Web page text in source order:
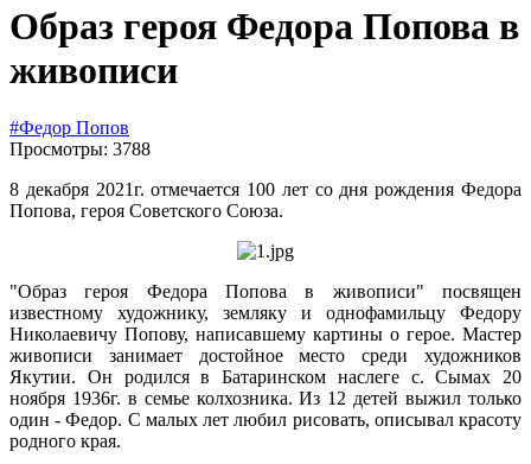
Образ героя Федора Попова в
живописи
#Федор Попов
Просмотры: 3788
8 декабря 2021г. отмечается 100 лет со дня рождения Федора
Попова, героя Советского Союза.
"Образ героя Федора Попова в живописи" посвящен
известному художнику, земляку и однофамильцу Федору
Николаевичу Попову, написавшему картины о герое. Мастер
живописи занимает достойное место среди художников
Якутии. Он родился в Батаринском наслеге с. Сымах 20
ноября 1936г. в семье колхозника. Из 12 детей выжил только
один - Федор. С малых лет любил рисовать, описывал красоту
родного края.